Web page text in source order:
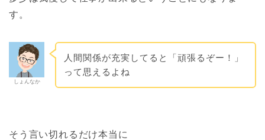
す。
しょんなか
人間関係が充実してると「頑張るぞー！」
って思えるよね
そう言い切れるだけ本当に